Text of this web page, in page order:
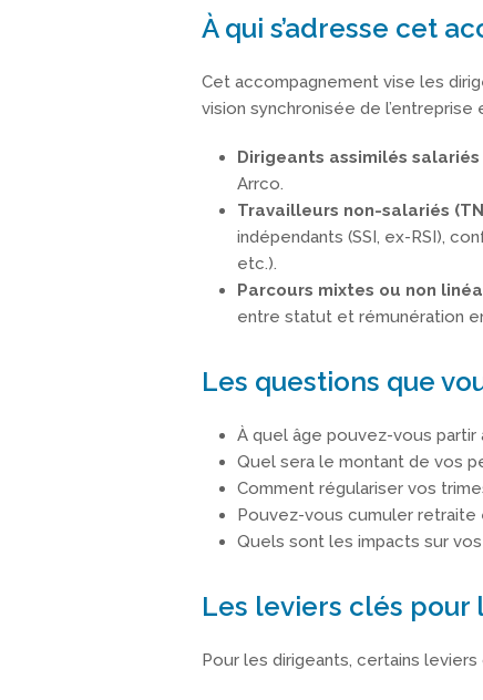
À qui s’adresse cet
Cet accompagnement vise les
vision synchronisée de l’entreprise
Dirigeants assimilés salariés
Arrco.
Travailleurs non-salariés
indépendants (SSI, ex-RSI),
etc.).
Parcours mixtes ou non
entre statut et rémunération
Les questions que
À quel âge pouvez-vous
Quel sera le montant de vos
Comment régulariser vos
Pouvez-vous cumuler retraite
Quels sont les impacts sur
Les leviers clés pour
Pour les dirigeants, certains